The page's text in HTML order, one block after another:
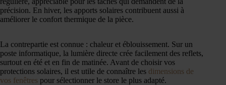
précision. En hiver, les apports solaires contribuent aussi à
améliorer le confort thermique de la pièce.
La contrepartie est connue : chaleur et éblouissement. Sur un
poste informatique, la lumière directe crée facilement des reflets,
surtout en été et en fin de matinée. Avant de choisir vos
protections solaires, il est utile de connaître les dimensions de
vos fenêtres pour sélectionner le store le plus adapté.